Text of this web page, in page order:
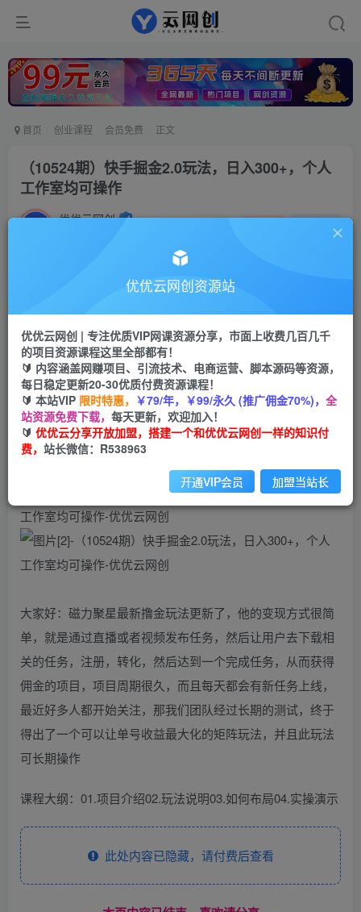
首页 创业课程 会员免费 正文
（10524期）快手掘金2.0玩法，日入300+，个人
工作室均可操作
优优云网创 私信
会员专属资源
会员免费
您暂无购买权限，请先开通会员
开通会员
大家好：磁力聚星最新撸金玩法更新了，他的变现方式很简
单，就是通过直播或者视频发布任务，然后让用户去下载相
关的任务，注册，转化，然后达到一个完成任务，从而获得
佣金的项目，项目周期很久，而且每天都会有新任务上线，
最近好多人都开始关注，那我们团队经过长期的测试，终于
得出了一个可以让单号收益最大化的矩阵玩法，并且此玩法
可长期操作
课程大纲：01.项目介绍02.玩法说明03.如何布局04.实操演示
此处内容已隐藏，请付费后查看
优优云网创资源站
优优云网创 | 专注优质VIP网课资源分享，市面上收费几百几千
的项目资源课程这里全部都有！
🔰 内容涵盖网赚项目、引流技术、电商运营、脚本源码等资源，
每日稳定更新20-30优质付费资源课程！
🔰 本站VIP 限时特惠， ￥79/年，￥99/永久 (推广佣金70%)， 全
站资源免费下载， 每天更新，欢迎加入！
🔰 优优云分享开放加盟，搭建一个和优优云网创一样的知识付
费， 站长微信：R538963
开通VIP会员 加盟当站长